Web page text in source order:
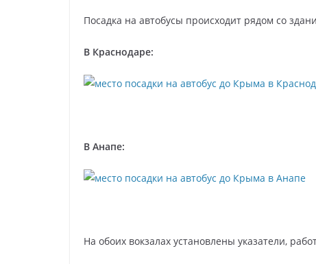
Посадка на автобусы происходит рядом со
В Краснодаре:
В Анапе:
На обоих вокзалах установлены указатели,